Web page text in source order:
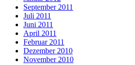
September 2011
Juli 2011
Juni 2011
April 2011
Februar 2011
Dezember 2010
November 2010